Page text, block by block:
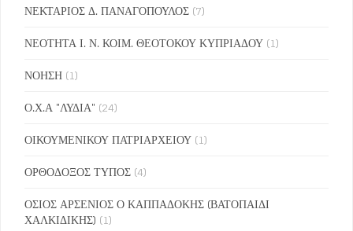
ΝΕΚΤΑΡΙΟΣ Δ. ΠΑΝΑΓΟΠΟΥΛΟΣ (7)
ΝΕΟΤΗΤΑ Ι. Ν. ΚΟΙΜ. ΘΕΟΤΟΚΟΥ ΚΥΠΡΙΑΔΟΥ (1)
ΝΟΗΣΗ (1)
Ο.Χ.Α "ΛΥΔΙΑ" (24)
ΟΙΚΟΥΜΕΝΙΚΟΥ ΠΑΤΡΙΑΡΧΕΙΟΥ (1)
ΟΡΘΟΔΟΞΟΣ ΤΥΠΟΣ (4)
ΟΣΙΟΣ ΑΡΣΕΝΙΟΣ Ο ΚΑΠΠΑΔΟΚΗΣ (ΒΑΤΟΠΑΙΔΙ
ΧΑΛΚΙΔΙΚΗΣ) (1)